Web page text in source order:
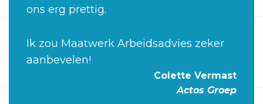
ons erg prettig.
Ik zou Maatwerk Arbeidsadvies zeker
aanbevelen!
Colette Vermast
Actos Groep